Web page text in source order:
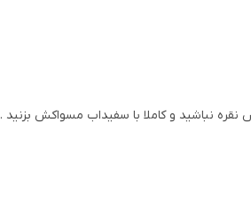
نباشید و کاملا با سفیداب مسواکش بزنید .